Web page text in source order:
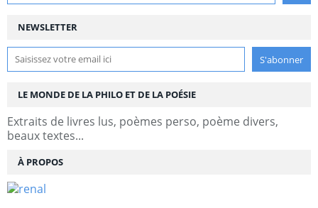
NEWSLETTER
LE MONDE DE LA PHILO ET DE LA POÉSIE
Extraits de livres lus, poèmes perso, poème divers,
beaux textes...
À PROPOS